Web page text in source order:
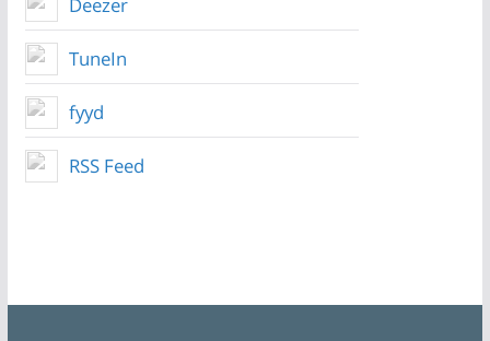
TuneIn
fyyd
RSS Feed